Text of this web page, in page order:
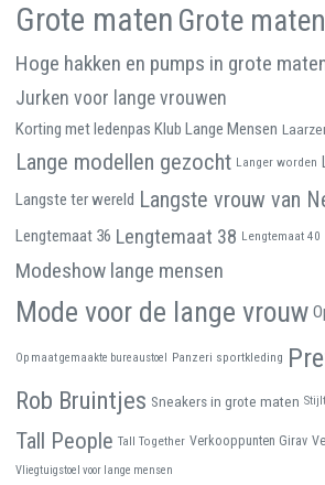
Grote maten Grote
Hoge hakken en pumps in grote
Jurken voor lange vrouwen
Korting met ledenpas Klub Lange Mensen
Lange modellen gezocht Langer worden
Langste ter wereld Langste vrouw van
Lengtemaat 36 Lengtemaat 38 Lengtemaat 40
Modeshow lange mensen
Mode voor de lange vrouw
Op maat gemaakte bureaustoel Panzeri sportkleding
Rob Bruintjes Sneakers in grote maten
Tall People Tall Together Verkooppunten Girav
Vliegtuigstoel voor lange mensen